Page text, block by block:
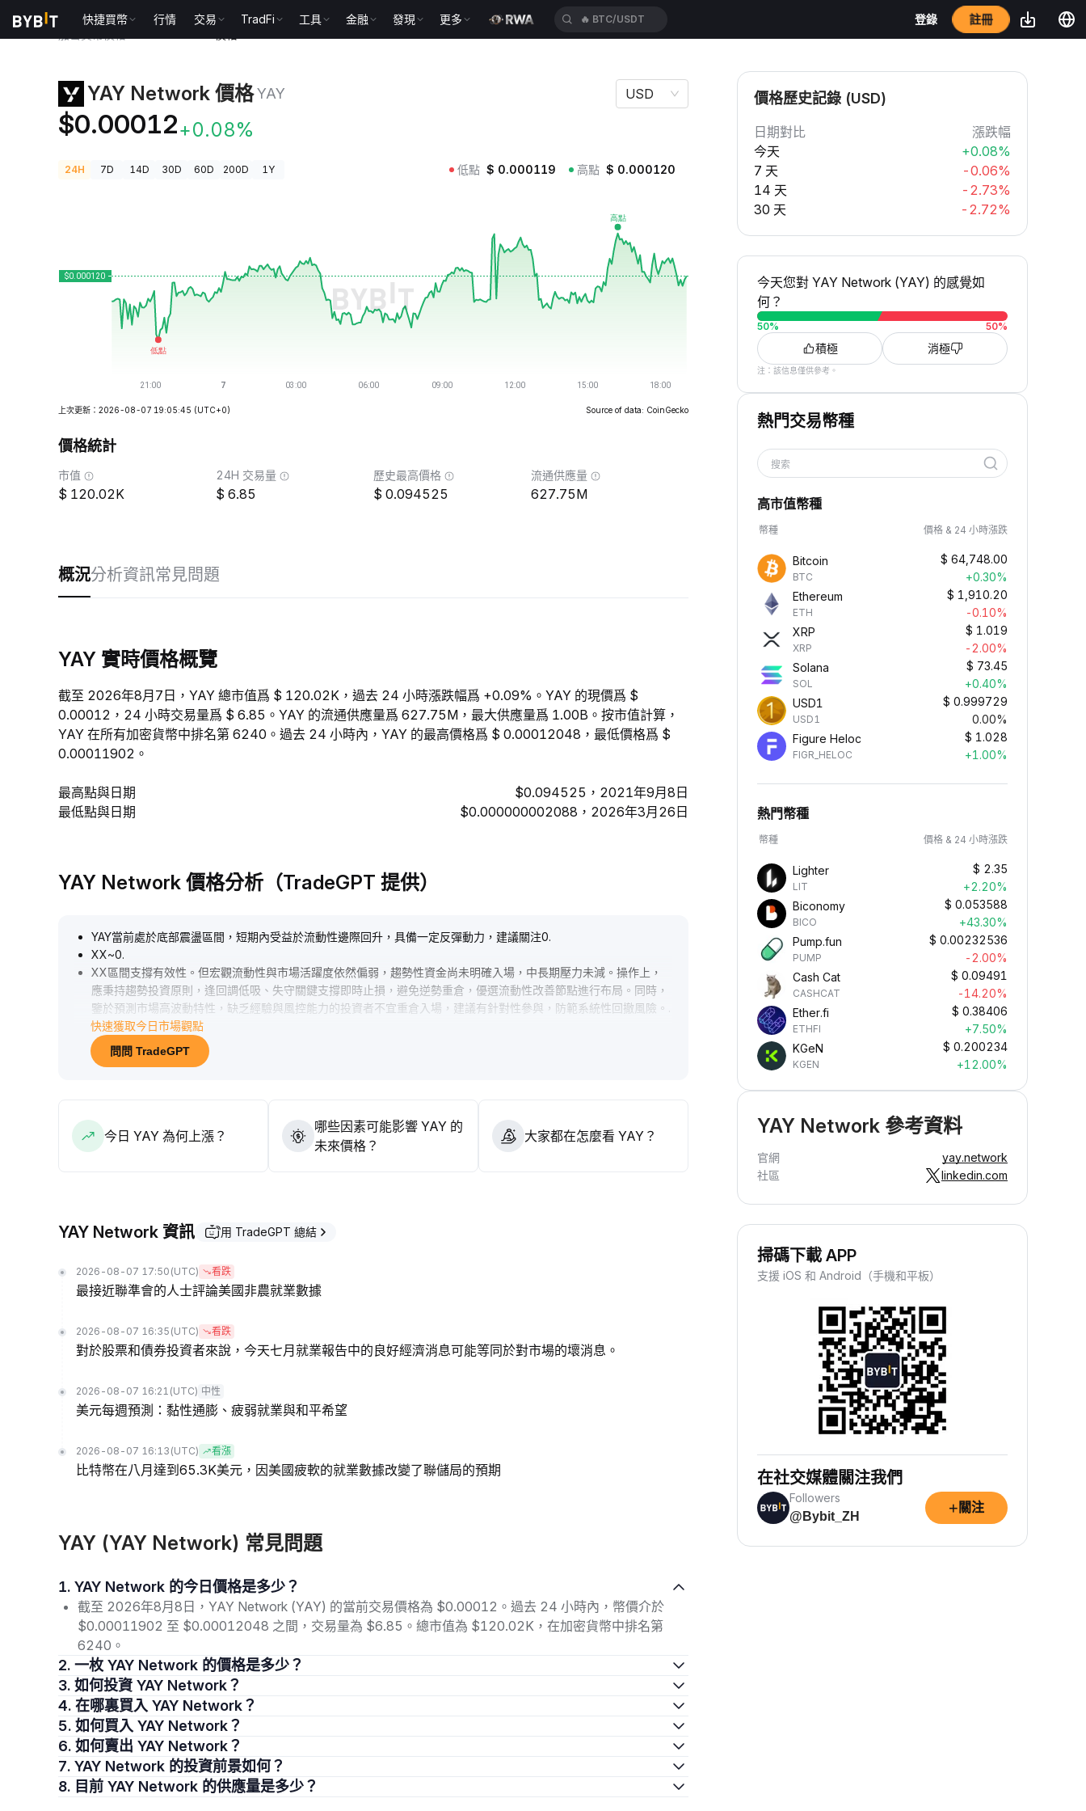
快捷買幣 行情 交易 TradFi 工具 金融 發現 更多 🔥 BTC/USDT 登錄 註冊
YAY Network 價格YAY
$0.00012+0.08%
USD
24H 7D 14D 30D 60D 200D 1Y 低點 $ 0.000119 高點 $ 0.000120
上次更新：2026-08-07 19:05:45 (UTC+0) Source of data: CoinGecko
價格統計
市值
120.02K
24H 交易量
6.85
歷史最高價格
0.094525
流通供應量
627.75M
概況分析資訊常見問題
YAY 實時價格概覽
截至 2026年8月7日，YAY 總市值爲 $ 120.02K，過去 24 小時漲跌幅爲 +0.09%。YAY 的現價爲 $
0.00012，24 小時交易量爲 $ 6.85。YAY 的流通供應量爲 627.75M，最大供應量爲 1.00B。按市值計算，
YAY 在所有加密貨幣中排名第 6240。過去 24 小時內，YAY 的最高價格爲 $ 0.00012048，最低價格爲 $
0.00011902。
最高點與日期
$0.094525，2021年9月8日
最低點與日期
$0.000000002088，2026年3月26日
YAY Network 價格分析（TradeGPT 提供）
YAY當前處於底部震盪區間，短期內受益於流動性邊際回升，具備一定反彈動力，建議關注0.
XX~0.
XX區間支撐有效性。但宏觀流動性與市場活躍度依然偏弱，趨勢性資金尚未明確入場，中長期壓力未減。操作上，
應秉持趨勢投資原則，逢回調低吸、失守關鍵支撐即時止損，避免逆勢重倉，優選流動性改善節點進行布局。同時，
鑒於預測市場高波動特性，缺乏經驗與風控能力的投資者不宜重倉入場，建議有針對性參與，防範系統性回撤風險。
快速獲取今日市場觀點
問問 TradeGPT
今日 YAY 為何上漲？
哪些因素可能影響 YAY 的
未來價格？
大家都在怎麼看 YAY？
YAY Network 資訊 用 TradeGPT 總結
2026-08-07 17:50 (UTC) 看跌
最接近聯準會的人士評論美國非農就業數據
2026-08-07 16:35 (UTC) 看跌
對於股票和債券投資者來說，今天七月就業報告中的良好經濟消息可能等同於對市場的壞消息。
2026-08-07 16:21 (UTC) 中性
美元每週預測：黏性通膨、疲弱就業與和平希望
2026-08-07 16:13 (UTC) 看漲
比特幣在八月達到65.3K美元，因美國疲軟的就業數據改變了聯儲局的預期
YAY (YAY Network) 常見問題
1. YAY Network 的今日價格是多少？
截至 2026年8月8日，YAY Network (YAY) 的當前交易價格為 $0.00012。過去 24 小時內，幣價介於
$0.00011902 至 $0.00012048 之間，交易量為 $6.85。總市值為 $120.02K，在加密貨幣中排名第
6240。
2. 一枚 YAY Network 的價格是多少？
3. 如何投資 YAY Network？
4. 在哪裏買入 YAY Network？
5. 如何買入 YAY Network？
6. 如何賣出 YAY Network？
7. YAY Network 的投資前景如何？
8. 目前 YAY Network 的供應量是多少？
價格歷史記錄 (USD)
日期對比
漲跌幅
今天
+0.08%
7 天
-0.06%
14 天
-2.73%
30 天
-2.72%
今天您對 YAY Network (YAY) 的感覺如
何？
50% 50%
積極 消極
注：該信息僅供參考。
熱門交易幣種
搜索
高市值幣種
幣種 價格 & 24 小時漲跌
Bitcoin
BTC
$ 64,748.00
+0.30%
Ethereum
ETH
$ 1,910.20
-0.10%
XRP
XRP
$ 1.019
-2.00%
Solana
SOL
$ 73.45
+0.40%
USD1
USD1
$ 0.999729
0.00%
Figure Heloc
FIGR_HELOC
$ 1.028
+1.00%
熱門幣種
幣種 價格 & 24 小時漲跌
Lighter
LIT
$ 2.35
+2.20%
Biconomy
BICO
$ 0.053588
+43.30%
Pump.fun
PUMP
$ 0.00232536
-2.00%
Cash Cat
CASHCAT
$ 0.09491
-14.20%
Ether.fi
ETHFI
$ 0.38406
+7.50%
KGeN
KGEN
$ 0.200234
+12.00%
YAY Network 參考資料
官網
yay.network
社區
linkedin.com
掃碼下載 APP
支援 iOS 和 Android（手機和平板）
在社交媒體關注我們
Followers
@Bybit_ZH
+ 關注